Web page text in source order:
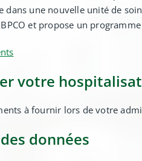
dans une nouvelle unité de
et propose un
votre
à fournir lors de votre
données